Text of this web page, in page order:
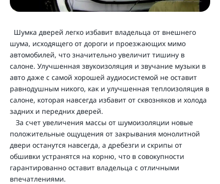
Шумка дверей легко избавит владельца от внешнего
шума, исходящего от дороги и проезжающих мимо
автомобилей, что значительно увеличит тишину в
салоне. Улучшенная звукоизоляция и звучание музыки в
авто даже с самой хорошей аудиосистемой не оставит
равнодушным никого, как и улучшенная теплоизоляция в
салоне, которая навсегда избавит от сквозняков и холода
задних и передних дверей.
За счет увеличения массы от шумоизоляции новые
положительные ощущения от закрывания монолитной
двери останутся навсегда, а дребезги и скрипы от
обшивки устранятся на корню, что в совокупности
гарантированно оставит владельца с отличными
впечатлениями.